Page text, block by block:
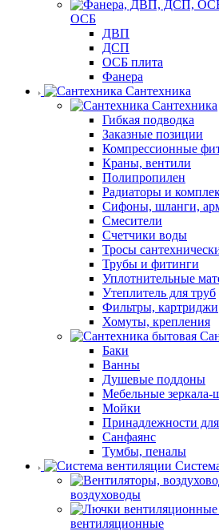
ОСБ
ДВП
ДСП
ОСБ плита
Фанера
Сантехника
Сантехника
Гибкая подводка
Заказные позиции
Компрессионные
Краны, вентили
Полипропилен
Радиаторы и
Сифоны, шланги,
Смесители
Счетчики воды
Тросы
Трубы и фитинги
Уплотнительные
Утеплитель для труб
Фильтры, картриджи
Хомуты, крепления
Баки
Ванны
Душевые поддоны
Мебельные
Мойки
Принадлежности
Санфаянс
Тумбы, пеналы
воздуховоды
вентиляционные